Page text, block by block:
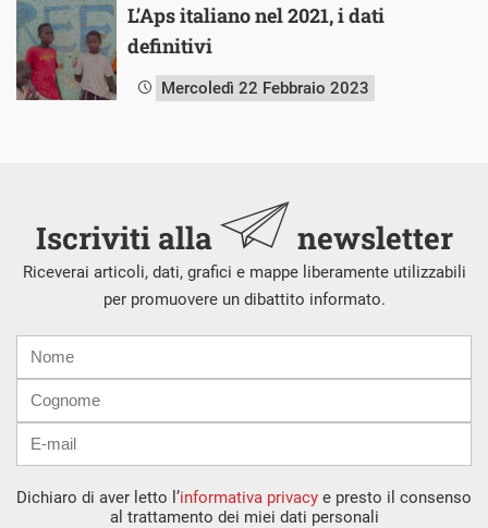
L’Aps italiano nel 2021, i dati
definitivi
Mercoledì 22 Febbraio 2023
Iscriviti alla newsletter
Riceverai articoli, dati, grafici e mappe liberamente utilizzabili
per promuovere un dibattito informato.
mail
Dichiaro di aver letto l’informativa privacy e presto il consenso
al trattamento dei miei dati personali